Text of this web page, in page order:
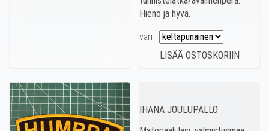
Hieno ja hyvä.
väri :
IHANA JOULUPALLO